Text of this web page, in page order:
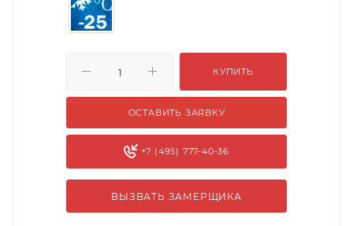
КУПИТЬ
ОСТАВИТЬ ЗАЯВКУ
+7 (495) 777-40-36
ВЫЗВАТЬ ЗАМЕРЩИКА